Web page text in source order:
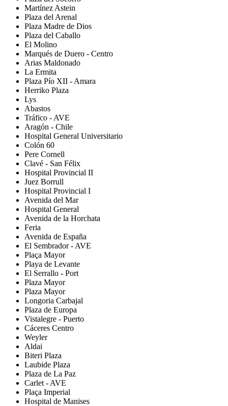
Martínez Astein
Plaza del Arenal
Plaza Madre de Dios
Plaza del Caballo
El Molino
Marqués de Duero - Centro
Arias Maldonado
La Ermita
Plaza Pío XII - Amara
Herriko Plaza
Lys
Abastos
Tráfico - AVE
Aragón - Chile
Hospital General Universitario
Colón 60
Pere Cornell
Clavé - San Félix
Hospital Provincial II
Juez Borrull
Hospital Provincial I
Avenida del Mar
Hospital General
Avenida de la Horchata
Feria
Avenida de España
El Sembrador - AVE
Plaça Mayor
Playa de Levante
El Serrallo - Port
Plaza Mayor
Plaza Mayor
Longoria Carbajal
Plaza de Europa
Vistalegre - Puerto
Cáceres Centro
Weyler
Aldai
Biteri Plaza
Laubide Plaza
Plaza de La Paz
Carlet - AVE
Plaça Imperial
Hospital de Manises